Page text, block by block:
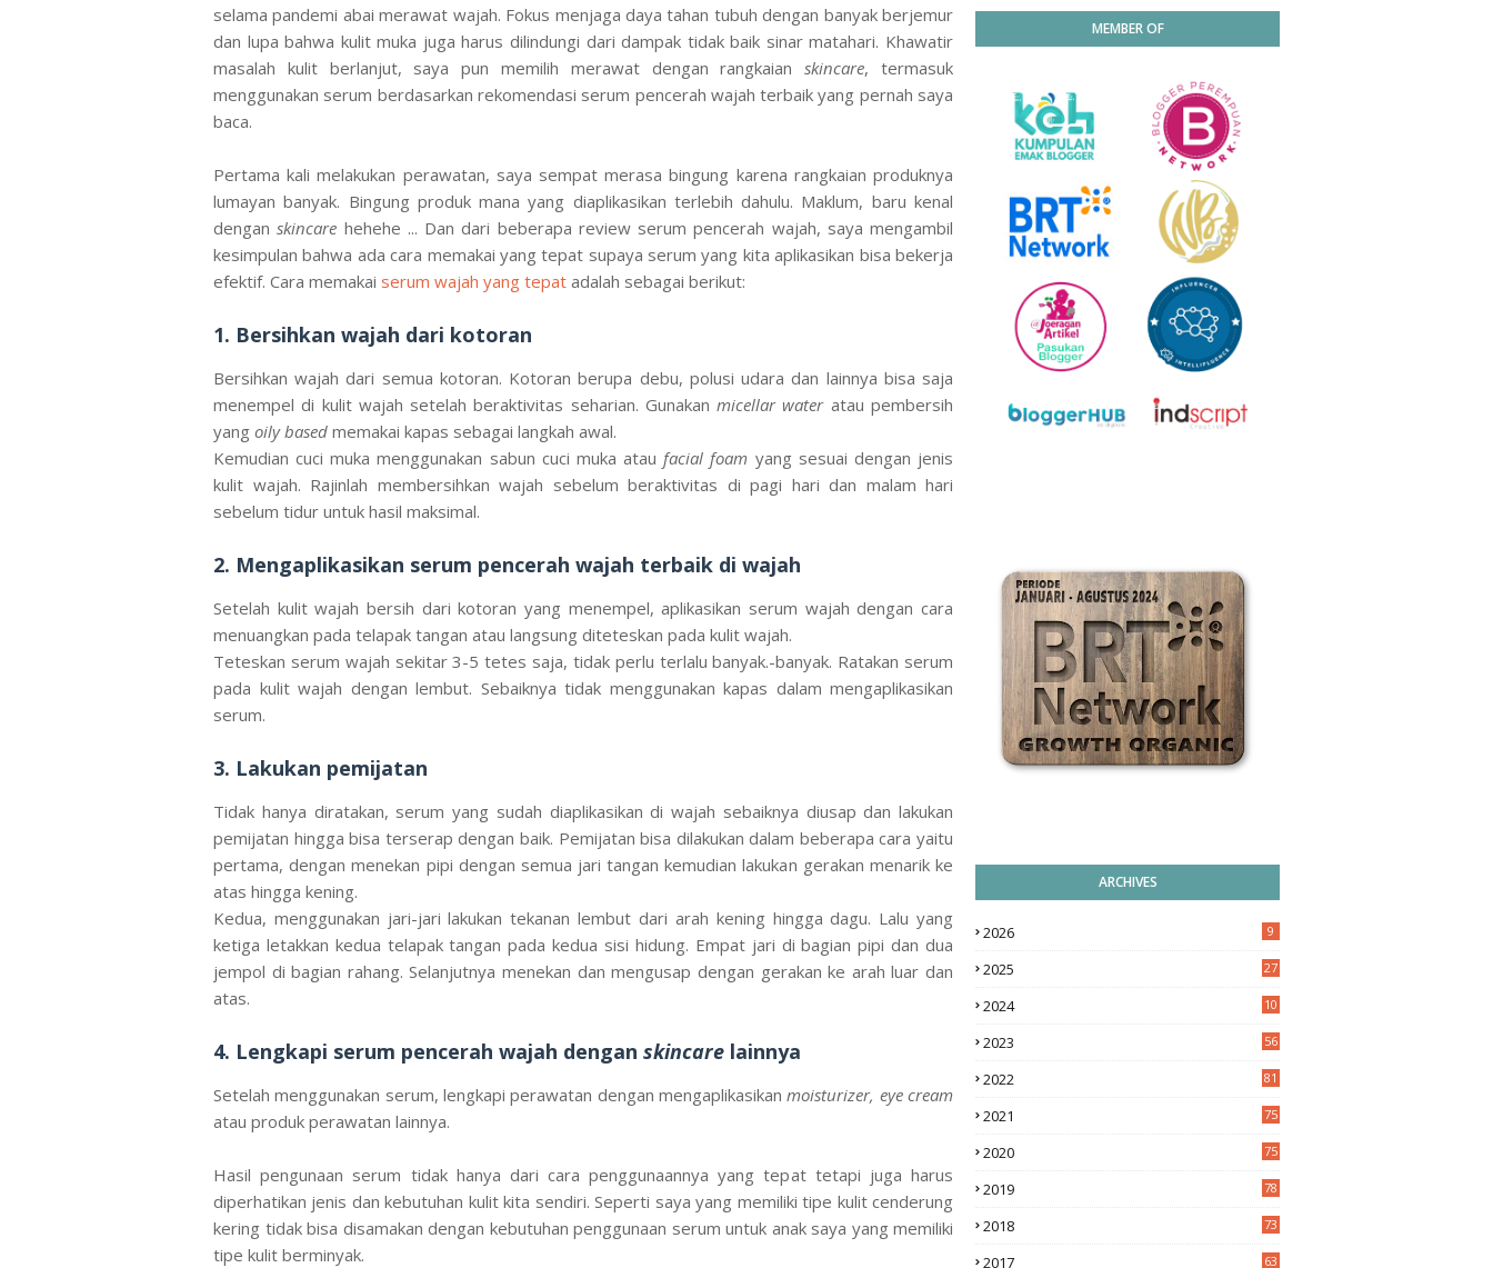
selama pandemi abai merawat wajah. Fokus menjaga daya tahan tubuh dengan banyak berjemur
dan lupa bahwa kulit muka juga harus dilindungi dari dampak tidak baik sinar matahari. Khawatir
masalah kulit berlanjut, saya pun memilih merawat dengan rangkaianskincare, termasuk
menggunakan serum berdasarkan rekomendasi serum pencerah wajah terbaik yang pernah saya
baca.
Pertama kali melakukan perawatan, saya sempat merasa bingung karena rangkaian produknya
lumayan banyak. Bingung produk mana yang diaplikasikan terlebih dahulu. Maklum, baru kenal
denganskincare hehehe ... Dan dari beberapa review serum pencerah wajah, saya mengambil
kesimpulan bahwa ada cara memakai yang tepat supaya serum yang kita aplikasikan bisa bekerja
efektif. Cara memakai serum wajah yang tepat adalah sebagai berikut:
1. Bersihkan wajah dari kotoran
Bersihkan wajah dari semua kotoran. Kotoran berupa debu, polusi udara dan lainnya bisa saja
menempel di kulit wajah setelah beraktivitas seharian. Gunakanmicellar wateratau pembersih
yang oily based memakai kapas sebagai langkah awal.
Kemudian cuci muka menggunakan sabun cuci muka ataufacial foam yang sesuai dengan jenis
kulit wajah. Rajinlah membersihkan wajah sebelum beraktivitas di pagi hari dan malam hari
sebelum tidur untuk hasil maksimal.
2. Mengaplikasikan serum pencerah wajah terbaik di wajah
Setelah kulit wajah bersih dari kotoran yang menempel, aplikasikan serum wajah dengan cara
menuangkan pada telapak tangan atau langsung diteteskan pada kulit wajah.
Teteskan serum wajah sekitar 3-5 tetes saja, tidak perlu terlalu banyak.-banyak. Ratakan serum
pada kulit wajah dengan lembut. Sebaiknya tidak menggunakan kapas dalam mengaplikasikan
serum.
3. Lakukan pemijatan
Tidak hanya diratakan, serum yang sudah diaplikasikan di wajah sebaiknya diusap dan lakukan
pemijatan hingga bisa terserap dengan baik. Pemijatan bisa dilakukan dalam beberapa cara yaitu
pertama, dengan menekan pipi dengan semua jari tangan kemudian lakukan gerakan menarik ke
atas hingga kening.
Kedua, menggunakan jari-jari lakukan tekanan lembut dari arah kening hingga dagu. Lalu yang
ketiga letakkan kedua telapak tangan pada kedua sisi hidung. Empat jari di bagian pipi dan dua
jempol di bagian rahang. Selanjutnya menekan dan mengusap dengan gerakan ke arah luar dan
atas.
4. Lengkapi serum pencerah wajah dengan skincare lainnya
Setelah menggunakan serum, lengkapi perawatan dengan mengaplikasikanmoisturizer, eye cream
atau produk perawatan lainnya.
Hasil pengunaan serum tidak hanya dari cara penggunaannya yang tepat tetapi juga harus
diperhatikan jenis dan kebutuhan kulit kita sendiri. Seperti saya yang memiliki tipe kulit cenderung
kering tidak bisa disamakan dengan kebutuhan penggunaan serum untuk anak saya yang memiliki
tipe kulit berminyak.
MEMBER OF
ARCHIVES
2026 9
2025 27
2024
10
2023 56
2022 81
2021 75
2020 75
2019 78
2018 73
2017 63